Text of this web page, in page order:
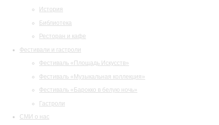
История
Библиотека
Ресторан и кафе
Фестивали и гастроли
Фестиваль «Площадь Искусств»
Фестиваль «Музыкальная коллекция»
Фестиваль «Барокко в белую ночь»
Гастроли
СМИ о нас